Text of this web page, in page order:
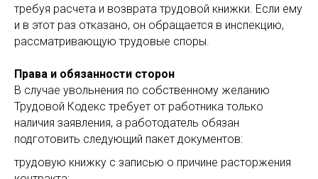
требуя расчета и возврата трудовой книжки. Если ему
и в этот раз отказано, он обращается в инспекцию,
рассматривающую трудовые споры.
Права и обязанности сторон
В случае увольнения по собственному желанию
Трудовой Кодекс требует от работника только
наличия заявления, а работодатель обязан
подготовить следующий пакет документов:
трудовую книжку с записью о причине расторжения